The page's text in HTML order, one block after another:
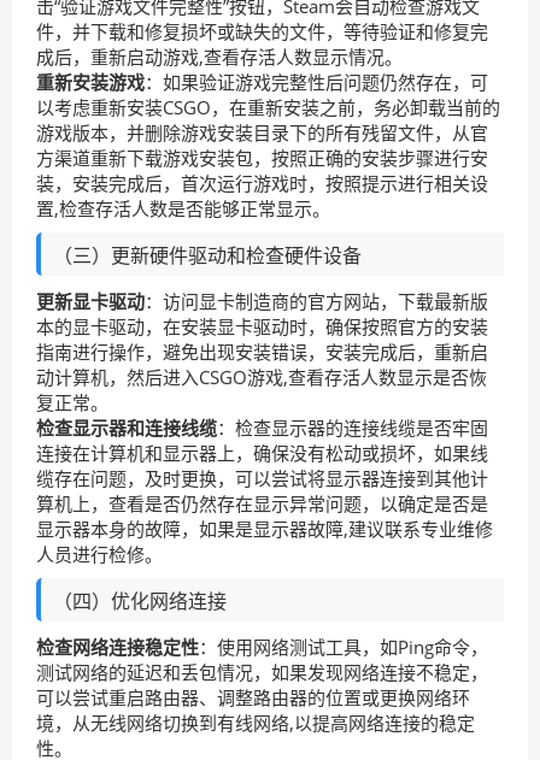
击“验证游戏文件完整性”按钮，Steam会自动检查游戏文
件，并下载和修复损坏或缺失的文件，等待验证和修复完
成后，重新启动游戏,查看存活人数显示情况。
重新安装游戏：如果验证游戏完整性后问题仍然存在，可
以考虑重新安装CSGO，在重新安装之前，务必卸载当前的
游戏版本，并删除游戏安装目录下的所有残留文件，从官
方渠道重新下载游戏安装包，按照正确的安装步骤进行安
装，安装完成后，首次运行游戏时，按照提示进行相关设
置,检查存活人数是否能够正常显示。
（三）更新硬件驱动和检查硬件设备
更新显卡驱动：访问显卡制造商的官方网站，下载最新版
本的显卡驱动，在安装显卡驱动时，确保按照官方的安装
指南进行操作，避免出现安装错误，安装完成后，重新启
动计算机，然后进入CSGO游戏,查看存活人数显示是否恢
复正常。
检查显示器和连接线缆：检查显示器的连接线缆是否牢固
连接在计算机和显示器上，确保没有松动或损坏，如果线
缆存在问题，及时更换，可以尝试将显示器连接到其他计
算机上，查看是否仍然存在显示异常问题，以确定是否是
显示器本身的故障，如果是显示器故障,建议联系专业维修
人员进行检修。
（四）优化网络连接
检查网络连接稳定性：使用网络测试工具，如Ping命令，
测试网络的延迟和丢包情况，如果发现网络连接不稳定，
可以尝试重启路由器、调整路由器的位置或更换网络环
境，从无线网络切换到有线网络,以提高网络连接的稳定
性。